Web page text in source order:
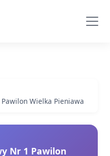
Wielka Pieniawa
Nr 1 Pawilon